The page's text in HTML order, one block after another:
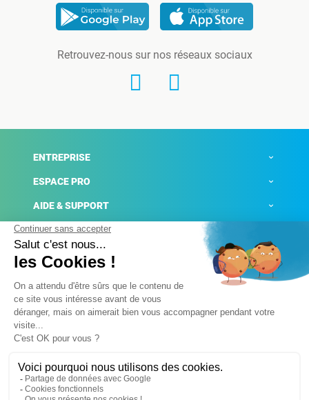
Retrouvez-nous sur nos réseaux sociaux
ENTREPRISE
ESPACE PRO
AIDE & SUPPORT
ACTUALITÉS
Mentions légales
Conditions générales de ventes